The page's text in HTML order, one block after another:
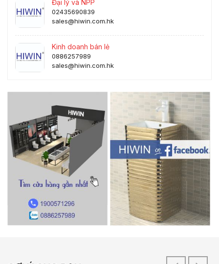
Đại lý và NPP
02435690839
sales@hiwin.com.hk
Kinh doanh bán lẻ
0886257989
sales@hiwin.com.hk